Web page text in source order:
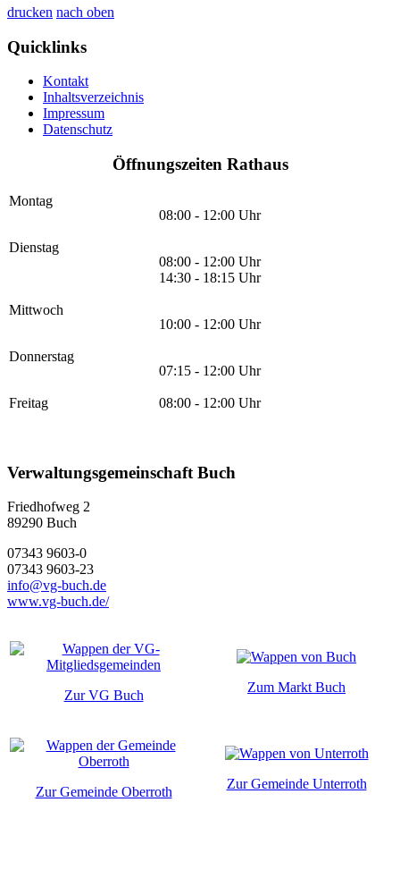
drucken nach oben
Quicklinks
Kontakt
Inhaltsverzeichnis
Impressum
Datenschutz
Öffnungszeiten Rathaus
Montag
08:00 - 12:00 Uhr
Dienstag
08:00 - 12:00 Uhr
14:30 - 18:15 Uhr
Mittwoch
10:00 - 12:00 Uhr
Donnerstag
07:15 - 12:00 Uhr
Freitag 08:00 - 12:00 Uhr
Verwaltungsgemeinschaft Buch
Friedhofweg 2
89290 Buch
07343 9603-0
07343 9603-23
info@vg-buch.de
www.vg-buch.de/
Zur VG Buch
Zum Markt Buch
Zur Gemeinde Oberroth
Zur Gemeinde Unterroth